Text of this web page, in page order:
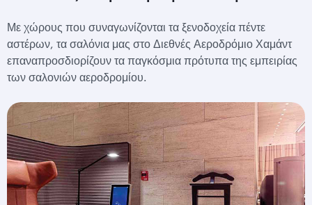
Με χώρους που συναγωνίζονται τα ξενοδοχεία πέντε
αστέρων, τα σαλόνια μας στο Διεθνές Αεροδρόμιο Χαμάντ
επαναπροσδιορίζουν τα παγκόσμια πρότυπα της εμπειρίας
των σαλονιών αεροδρομίου.